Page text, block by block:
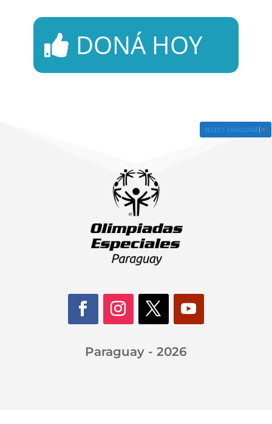
DONÁ HOY
SELECT LANGUAGE ▼
Paraguay - 2026